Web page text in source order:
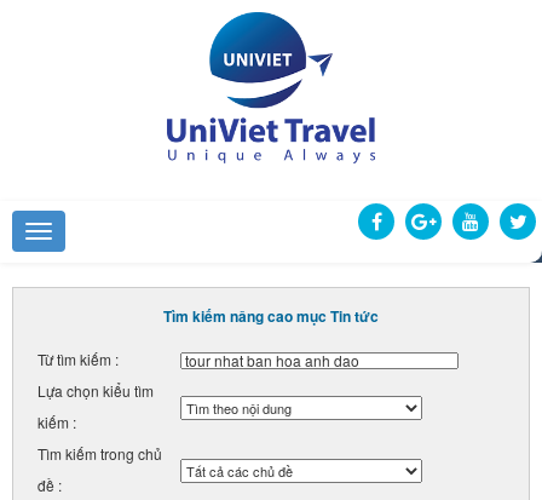
Tìm kiếm nâng cao mục Tin tức
Từ tìm kiếm :
Lựa chọn kiểu tìm
kiếm :
Tìm kiếm trong chủ
đề :